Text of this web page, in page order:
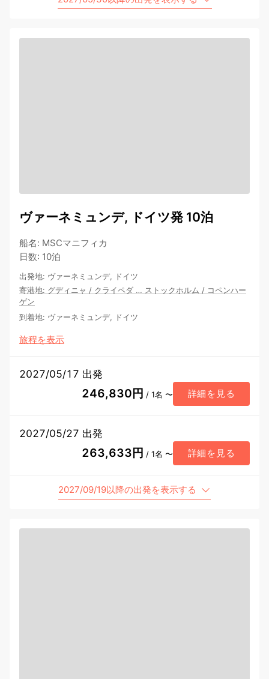
ヴァーネミュンデ, ドイツ発 10泊
船名: MSCマニフィカ
日数: 10泊
出発地: ヴァーネミュンデ, ドイツ
寄港地: グディニャ / クライペダ … ストックホルム / コペンハー
ゲン
到着地: ヴァーネミュンデ, ドイツ
旅程を表示
2027/05/17 出発
246,830円 / 1名 〜 詳細を見る
2027/05/27 出発
263,633円 / 1名 〜 詳細を見る
2027/09/19以降の出発を表示する